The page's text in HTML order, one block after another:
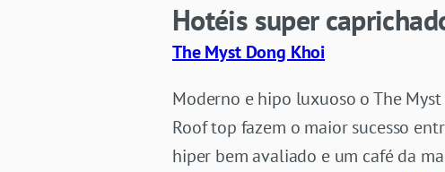
Hotéis super
The Myst Dong Khoi
Moderno e hipo luxuoso o The
Roof top fazem o maior sucesso
hiper bem avaliado e um café da